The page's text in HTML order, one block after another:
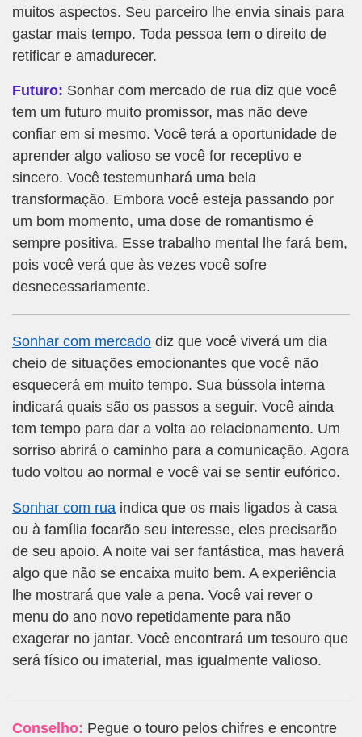
muitos aspectos. Seu parceiro lhe envia sinais para
gastar mais tempo. Toda pessoa tem o direito de
retificar e amadurecer.
Futuro: Sonhar com mercado de rua diz que você
tem um futuro muito promissor, mas não deve
confiar em si mesmo. Você terá a oportunidade de
aprender algo valioso se você for receptivo e
sincero. Você testemunhará uma bela
transformação. Embora você esteja passando por
um bom momento, uma dose de romantismo é
sempre positiva. Esse trabalho mental lhe fará bem,
pois você verá que às vezes você sofre
desnecessariamente.
Sonhar com mercado diz que você viverá um dia
cheio de situações emocionantes que você não
esquecerá em muito tempo. Sua bússola interna
indicará quais são os passos a seguir. Você ainda
tem tempo para dar a volta ao relacionamento. Um
sorriso abrirá o caminho para a comunicação. Agora
tudo voltou ao normal e você vai se sentir eufórico.
Sonhar com rua indica que os mais ligados à casa
ou à família focarão seu interesse, eles precisarão
de seu apoio. A noite vai ser fantástica, mas haverá
algo que não se encaixa muito bem. A experiência
lhe mostrará que vale a pena. Você vai rever o
menu do ano novo repetidamente para não
exagerar no jantar. Você encontrará um tesouro que
será físico ou imaterial, mas igualmente valioso.
Conselho: Pegue o touro pelos chifres e encontre